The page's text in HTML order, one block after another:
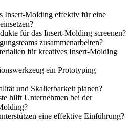
Insert-Molding effektiv für eine
für das Insert-Molding screenen?
zusammenarbeiten?
für kreatives Insert-Molding
ein Prototyping
und Skalierbarkeit planen?
hilft Unternehmen bei der
eine effektive Einführung?